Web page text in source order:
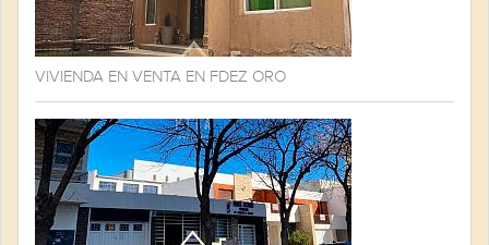
VIVIENDA EN VENTA EN FDEZ ORO